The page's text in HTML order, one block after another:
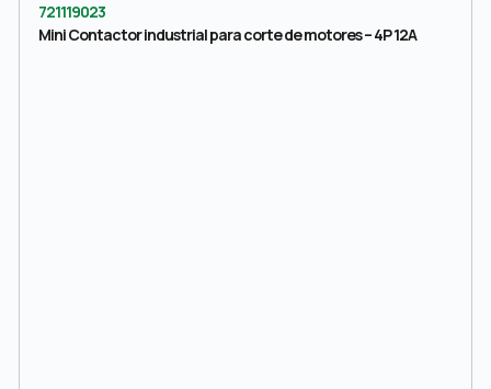
721119023
Mini Contactor industrial para corte de motores – 4P 12A